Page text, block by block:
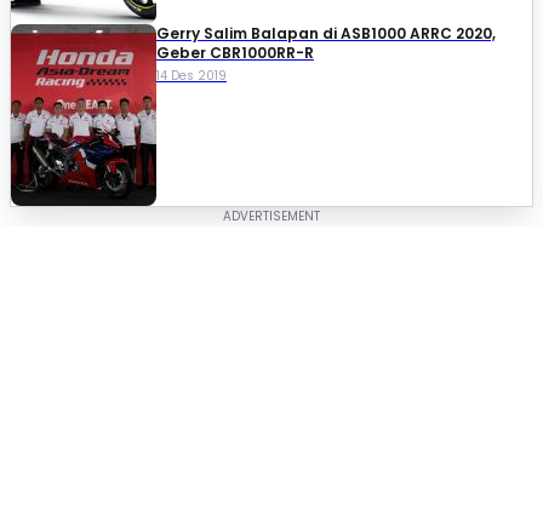
Gerry Salim Balapan di ASB1000 ARRC 2020,
Geber CBR1000RR-R
14 Des 2019